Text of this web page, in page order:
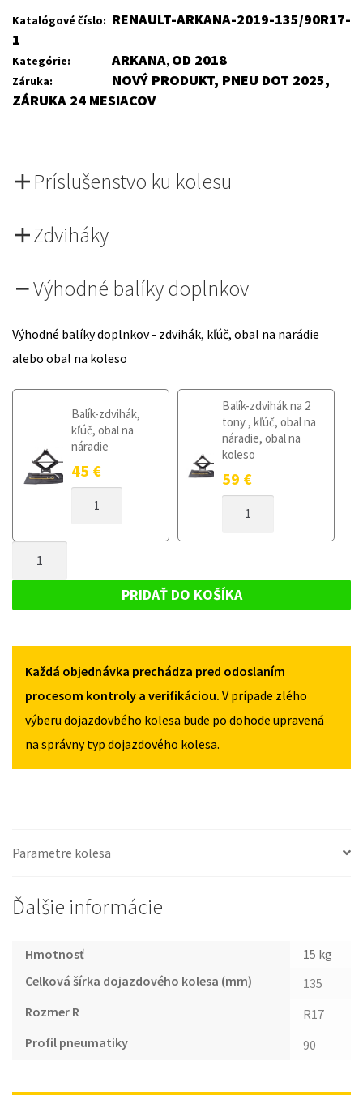
162 €.
148 €.
Katalógové číslo: RENAULT-ARKANA-2019-135/90R17-
1
Kategórie: ARKANA, OD 2018
Záruka:
NOVÝ PRODUKT, PNEU DOT 2025,
ZÁRUKA 24 MESIACOV
Príslušenstvo ku kolesu
Zdviháky
Výhodné balíky doplnkov
Výhodné balíky doplnkov - zdvihák, kľúč, obal na narádie
alebo obal na koleso
Balík-zdvihák,
kľúč, obal na
náradie
45 €
DOJEZDOVÉ
RENAULT
OD
135/90R17
Balík-zdvihák na 2
tony , kľúč, obal na
náradie, obal na
koleso
59 €
DOJEZDOVÉ
OD
2019
DOJEZDOVÉ
RENAULT
OD
2019
135/90R17
PRIDAŤ DO KOŠÍKA
Každá objednávka prechádza pred odoslaním
procesom kontroly a verifikáciou. V prípade zlého
výberu dojazdovbého kolesa bude po dohode upravená
na správny typ dojazdového kolesa.
Parametre kolesa
Ďalšie informácie
Hmotnosť
15 kg
Celková šírka dojazdového kolesa (mm)
135
Rozmer R
R17
Profil pneumatiky
90